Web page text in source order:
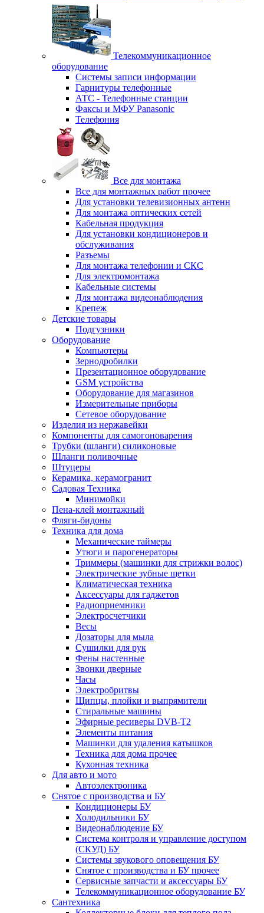
Телекоммуникационное
оборудование
Системы записи информации
Гарнитуры телефонные
АТС - Телефонные станции
Факсы и МФУ Panasonic
Телефония
Все для монтажа
Все для монтажных работ прочее
Для установки телевизионных антенн
Для монтажа оптических сетей
Кабельная продукция
Для установки кондиционеров и
обслуживания
Разъемы
Для монтажа телефонии и СКС
Для электромонтажа
Кабельные системы
Для монтажа видеонаблюдения
Крепеж
Детские товары
Подгузники
Оборудование
Компьютеры
Зернодробилки
Презентационное оборудование
GSM устройства
Оборудование для магазинов
Измерительные приборы
Сетевое оборудование
Изделия из нержавейки
Компоненты для самогоноварения
Трубки (шланги) силиконовые
Шланги поливочные
Штуцеры
Керамика, керамогранит
Садовая Техника
Минимойки
Пена-клей монтажный
Фляги-бидоны
Техника для дома
Механические таймеры
Утюги и парогенераторы
Триммеры (машинки для стрижки волос)
Электрические зубные щетки
Климатическая техника
Аксессуары для гаджетов
Радиоприемники
Электросчетчики
Весы
Дозаторы для мыла
Сушилки для рук
Фены настенные
Звонки дверные
Часы
Электробритвы
Щипцы, плойки и выпрямители
Стиральные машины
Эфирные ресиверы DVB-T2
Элементы питания
Машинки для удаления катышков
Техника для дома прочее
Кухонная техника
Для авто и мото
Автоэлектроника
Снятое с производства и БУ
Кондиционеры БУ
Холодильники БУ
Видеонаблюдение БУ
Система контроля и управление доступом
(СКУД) БУ
Системы звукового оповещения БУ
Снятое с производства и БУ прочее
Сервисные запчасти и аксессуары БУ
Телекоммуникационное оборудование БУ
Сантехника